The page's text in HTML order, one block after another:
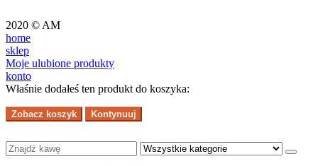
2020 © AM
home
sklep
Moje ulubione produkty
konto
Właśnie dodałeś ten produkt do koszyka:
Zobacz koszyk Kontynuuj